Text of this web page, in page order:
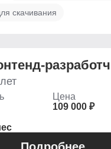
скачивания
Цена
109 000 ₽